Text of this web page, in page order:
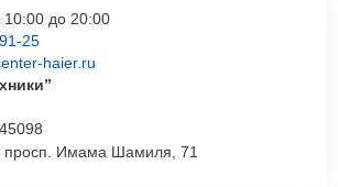
просп. Имама Шамиля, 71
10:00 до 20:00
25
haier.ru